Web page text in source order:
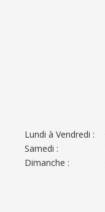
Lundi à Vendredi :
Samedi :
Dimanche :